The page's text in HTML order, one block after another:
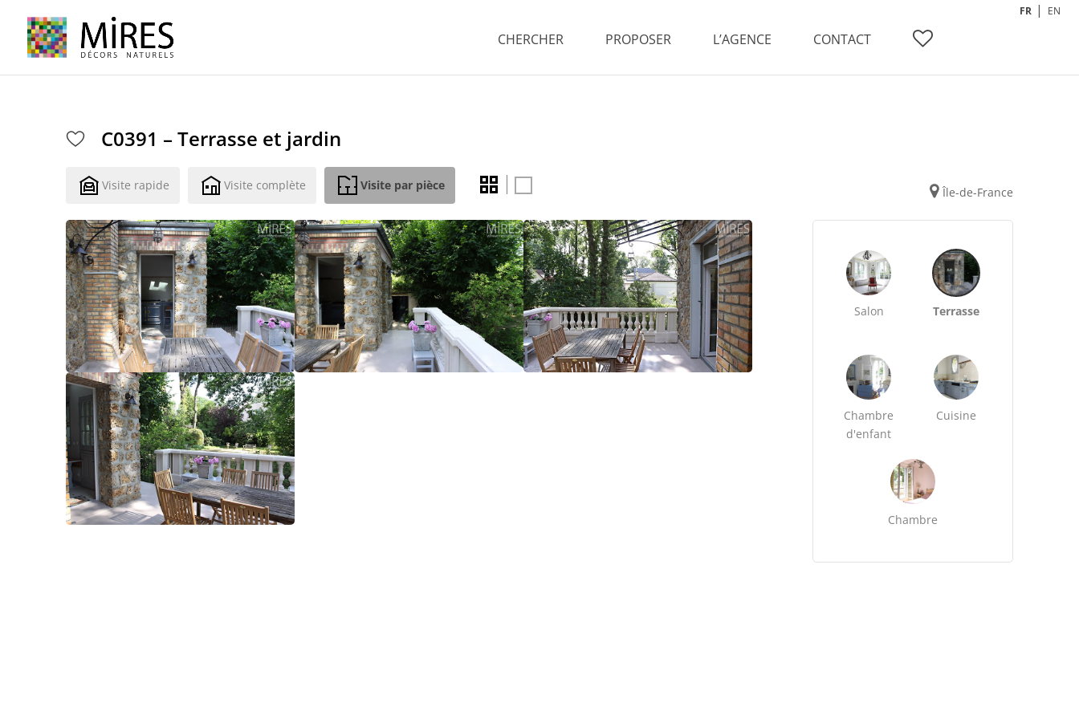
CHERCHER PROPOSER L’AGENCE CONTACT
FR EN
C0391 – Terrasse et jardin
Visite rapide Visite complète Visite par pièce Île-de-France
Salon Terrasse
Chambre
d'enfant
Cuisine
Chambre